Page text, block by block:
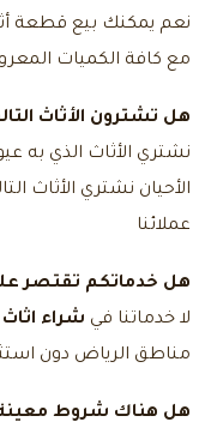
نعم يمكنك بيع قطعة
مع كافة الكميات
هل تشترون الأثاث
نشتري الأثاث الذي به
الأحيان نشتري الأثاث
عملائنا
هل خدماتكم تقتصر
لا خدماتنا في شراء
مناطق الرياض دون
هل هناك شروط معينة